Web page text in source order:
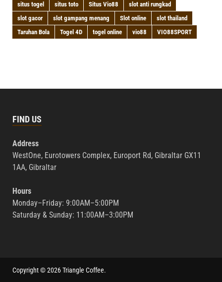
situs togel
situs toto Situs Vio88
slot anti rungkad
slot gacor
slot gampang menang Slot online
slot thailand
Taruhan Bola
Togel 4D togel online vio88 VIO88SPORT
FIND US
Address
WestOne, Eurotowers Complex, Europort Rd, Gibraltar GX11
1AA, Gibraltar
Hours
Monday–Friday: 9:00AM–5:00PM
Saturday & Sunday: 11:00AM–3:00PM
Copyright © 2026Triangle Coffee.